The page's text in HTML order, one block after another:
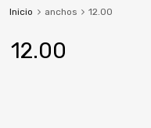
Inicio anchos 12.00
12.00